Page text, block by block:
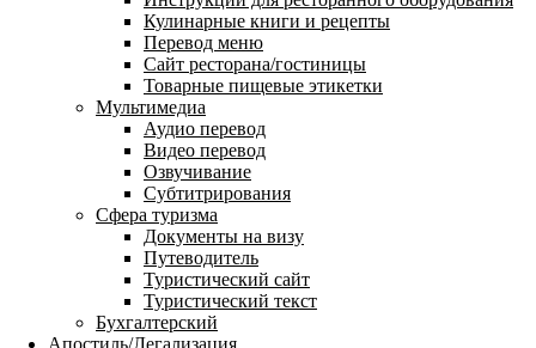
Кулинарные книги и рецепты
Перевод меню
Сайт ресторана/гостиницы
Товарные пищевые этикетки
Мультимедиа
Аудио перевод
Видео перевод
Озвучивание
Субтитрирования
Сфера туризма
Документы на визу
Путеводитель
Туристический сайт
Туристический текст
Бухгалтерский
Апостиль/Легализация